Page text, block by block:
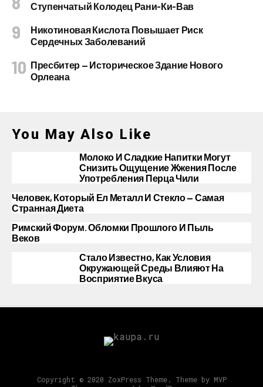
Ступенчатый Колодец Рани-Ки-Вав
Никотиновая Кислота Повышает Риск
Сердечных Заболеваний
Пресбитер — Историческое Здание Нового
Орлеана
You May Also Like
Молоко И Сладкие Напитки Могут
Снизить Ощущение Жжения После
Употребления Перца Чили
Человек, Который Ел Металл И Стекло — Самая
Странная Диета
Римский Форум. Обломки Прошлого И Пыль
Веков
Стало Известно, Как Условия
Окружающей Среды Влияют На
Восприятие Вкуса
Copyright © 2020 ZoxPress Theme. Theme by MVP